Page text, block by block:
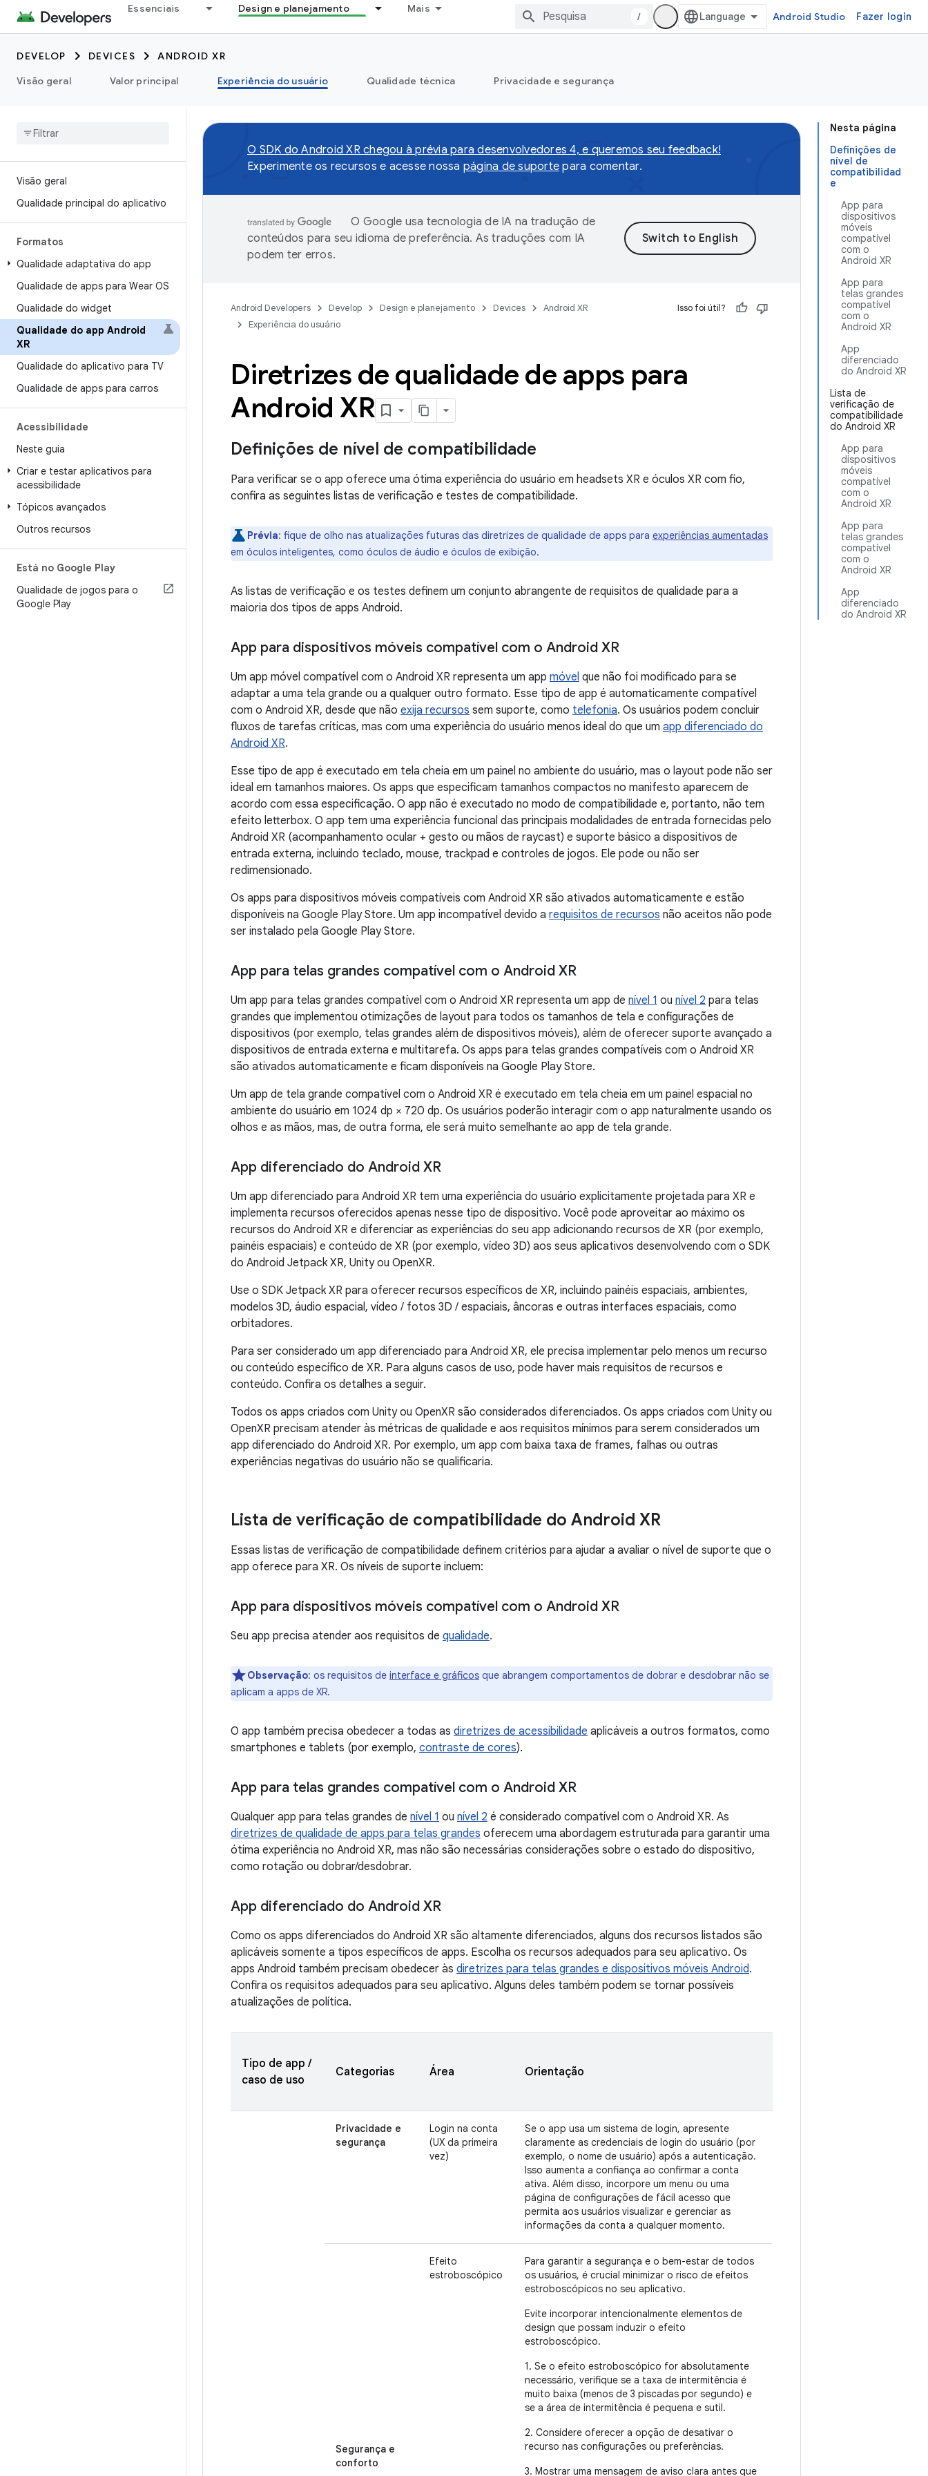
Essenciais Design e planejamento Mais
/ Android Studio Fazer login
DEVELOP DEVICES
ANDROID XR
Visão geral
Valor principal Experiência do usuário Qualidade técnica Privacidade e segurança
Visão geral
Qualidade principal do aplicativo
Formatos
Qualidade adaptativa do app
Qualidade de apps para Wear OS
Qualidade do widget
Qualidade do app Android
XR
Qualidade do aplicativo para TV
Qualidade de apps para carros
Acessibilidade
Neste guia
Criar e testar aplicativos para
acessibilidade
Tópicos avançados
Outros recursos
Está no Google Play
Qualidade de jogos para o
Google Play
Nesta página
Definições de
nível de
compatibilidad
e
App para
dispositivos
móveis
compatível
com o
Android XR
App para
telas grandes
compatível
com o
Android XR
App
diferenciado
do Android XR
Lista de
verificação de
compatibilidade
do Android XR
App para
dispositivos
móveis
compatível
com o
Android XR
App para
telas grandes
compatível
com o
Android XR
App
diferenciado
do Android XR
O SDK do Android XR chegou à prévia para desenvolvedores 4, e queremos seu feedback!
Experimente os recursos e acesse nossa página de suporte para comentar.
O Google usa tecnologia de IA na tradução de
conteúdos para seu idioma de preferência. As traduções com IA
podem ter erros.
Android Developers Develop Design e planejamento Devices
Android XR
Experiência do usuário
Isso foi útil?
Diretrizes de qualidade de apps para
Android XR
Definições de nível de compatibilidade
Para verificar se o app oferece uma ótima experiência do usuário em headsets XR e óculos XR com fio,
confira as seguintes listas de verificação e testes de compatibilidade.
Prévia: fique de olho nas atualizações futuras das diretrizes de qualidade de apps para experiências aumentadas
em óculos inteligentes, como óculos de áudio e óculos de exibição.
As listas de verificação e os testes definem um conjunto abrangente de requisitos de qualidade para a
maioria dos tipos de apps Android.
App para dispositivos móveis compatível com o Android XR
Um app móvel compatível com o Android XR representa um app móvel que não foi modificado para se
adaptar a uma tela grande ou a qualquer outro formato. Esse tipo de app é automaticamente compatível
com o Android XR, desde que não exija recursos sem suporte, como telefonia. Os usuários podem concluir
fluxos de tarefas críticas, mas com uma experiência do usuário menos ideal do que um app diferenciado do
Android XR.
Esse tipo de app é executado em tela cheia em um painel no ambiente do usuário, mas o layout pode não ser
ideal em tamanhos maiores. Os apps que especificam tamanhos compactos no manifesto aparecem de
acordo com essa especificação. O app não é executado no modo de compatibilidade e, portanto, não tem
efeito letterbox. O app tem uma experiência funcional das principais modalidades de entrada fornecidas pelo
Android XR (acompanhamento ocular + gesto ou mãos de raycast) e suporte básico a dispositivos de
entrada externa, incluindo teclado, mouse, trackpad e controles de jogos. Ele pode ou não ser
redimensionado.
Os apps para dispositivos móveis compatíveis com Android XR são ativados automaticamente e estão
disponíveis na Google Play Store. Um app incompatível devido a requisitos de recursos não aceitos não pode
ser instalado pela Google Play Store.
App para telas grandes compatível com o Android XR
Um app para telas grandes compatível com o Android XR representa um app de nível 1 ou nível 2 para telas
grandes que implementou otimizações de layout para todos os tamanhos de tela e configurações de
dispositivos (por exemplo, telas grandes além de dispositivos móveis), além de oferecer suporte avançado a
dispositivos de entrada externa e multitarefa. Os apps para telas grandes compatíveis com o Android XR
são ativados automaticamente e ficam disponíveis na Google Play Store.
Um app de tela grande compatível com o Android XR é executado em tela cheia em um painel espacial no
ambiente do usuário em 1024 dp × 720 dp. Os usuários poderão interagir com o app naturalmente usando os
olhos e as mãos, mas, de outra forma, ele será muito semelhante ao app de tela grande.
App diferenciado do Android XR
Um app diferenciado para Android XR tem uma experiência do usuário explicitamente projetada para XR e
implementa recursos oferecidos apenas nesse tipo de dispositivo. Você pode aproveitar ao máximo os
recursos do Android XR e diferenciar as experiências do seu app adicionando recursos de XR (por exemplo,
painéis espaciais) e conteúdo de XR (por exemplo, vídeo 3D) aos seus aplicativos desenvolvendo com o SDK
do Android Jetpack XR, Unity ou OpenXR.
Use o SDK Jetpack XR para oferecer recursos específicos de XR, incluindo painéis espaciais, ambientes,
modelos 3D, áudio espacial, vídeo / fotos 3D / espaciais, âncoras e outras interfaces espaciais, como
orbitadores.
Para ser considerado um app diferenciado para Android XR, ele precisa implementar pelo menos um recurso
ou conteúdo específico de XR. Para alguns casos de uso, pode haver mais requisitos de recursos e
conteúdo. Confira os detalhes a seguir.
Todos os apps criados com Unity ou OpenXR são considerados diferenciados. Os apps criados com Unity ou
OpenXR precisam atender às métricas de qualidade e aos requisitos mínimos para serem considerados um
app diferenciado do Android XR. Por exemplo, um app com baixa taxa de frames, falhas ou outras
experiências negativas do usuário não se qualificaria.
Lista de verificação de compatibilidade do Android XR
Essas listas de verificação de compatibilidade definem critérios para ajudar a avaliar o nível de suporte que o
app oferece para XR. Os níveis de suporte incluem:
App para dispositivos móveis compatível com o Android XR
Seu app precisa atender aos requisitos de qualidade.
Observação: os requisitos de interface e gráficos que abrangem comportamentos de dobrar e desdobrar não se
aplicam a apps de XR.
O app também precisa obedecer a todas as diretrizes de acessibilidade aplicáveis a outros formatos, como
smartphones e tablets (por exemplo, contraste de cores).
App para telas grandes compatível com o Android XR
Qualquer app para telas grandes de nível 1 ou nível 2 é considerado compatível com o Android XR. As
diretrizes de qualidade de apps para telas grandes oferecem uma abordagem estruturada para garantir uma
ótima experiência no Android XR, mas não são necessárias considerações sobre o estado do dispositivo,
como rotação ou dobrar/desdobrar.
App diferenciado do Android XR
Como os apps diferenciados do Android XR são altamente diferenciados, alguns dos recursos listados são
aplicáveis somente a tipos específicos de apps. Escolha os recursos adequados para seu aplicativo. Os
apps Android também precisam obedecer às diretrizes para telas grandes e dispositivos móveis Android.
Confira os requisitos adequados para seu aplicativo. Alguns deles também podem se tornar possíveis
atualizações de política.
Tipo de app /
caso de uso
Categorias Área Orientação
Privacidade e
segurança
Login na conta
(UX da primeira
vez)
Se o app usa um sistema de login, apresente
claramente as credenciais de login do usuário (por
exemplo, o nome de usuário) após a autenticação.
Isso aumenta a confiança ao confirmar a conta
ativa. Além disso, incorpore um menu ou uma
página de configurações de fácil acesso que
permita aos usuários visualizar e gerenciar as
informações da conta a qualquer momento.
Segurança e
conforto
Efeito
estroboscópico
Para garantir a segurança e o bem-estar de todos
os usuários, é crucial minimizar o risco de efeitos
estroboscópicos no seu aplicativo.
Evite incorporar intencionalmente elementos de
design que possam induzir o efeito
estroboscópico.
1. Se o efeito estroboscópico for absolutamente
necessário, verifique se a taxa de intermitência é
muito baixa (menos de 3 piscadas por segundo) e
se a área de intermitência é pequena e sutil.
2. Considere oferecer a opção de desativar o
recurso nas configurações ou preferências.
3. Mostrar uma mensagem de aviso clara antes que